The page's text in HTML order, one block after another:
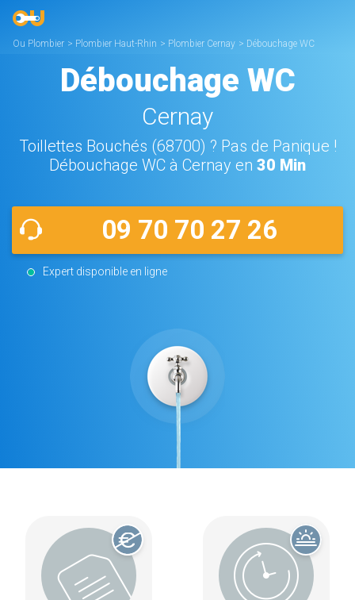
Ou Plombier > Plombier Haut-Rhin > Plombier Cernay > Débouchage WC
Débouchage WC
Cernay
Toillettes Bouchés (68700) ? Pas de Panique !
Débouchage WC à Cernay en 30 Min
09 70 70 27 26
Expert disponible en ligne